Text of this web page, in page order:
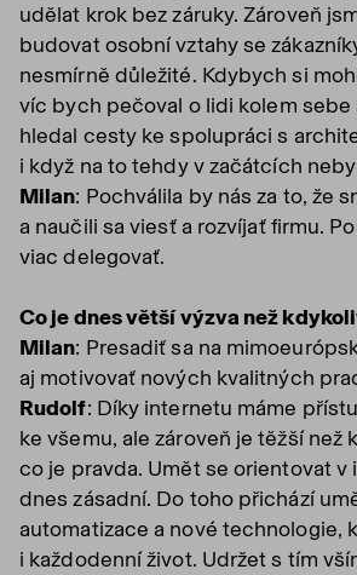
udělat krok bez záruky. Zároveň
budovat osobní vztahy se
nesmírně důležité. Kdybych si
víc bych pečoval o lidi kolem sebe
hledal cesty ke spolupráci s
i když na to tehdy v začátcích
Milan: Pochválila by nás za to, že
a naučili sa viesť a rozvíjať firmu.
viac delegovať.
Co je dnes větší výzva než
Milan: Presadiť sa na
aj motivovať nových kvalitných
Rudolf: Díky internetu máme
ke všemu, ale zároveň je těžší než
co je pravda. Umět se orientovat v
dnes zásadní. Do toho přichází
automatizace a nové technologie,
i každodenní život. Udržet s tím